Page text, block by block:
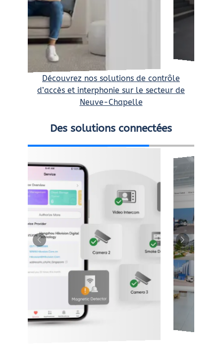
Découvrez nos solutions de contrôle
d’accès et interphonie sur le secteur de
Neuve-Chapelle
Des solutions connectées